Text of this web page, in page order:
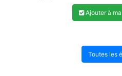
Ajouter à
Toutes les